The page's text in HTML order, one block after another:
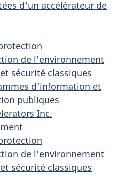
d'un accélérateur de
de l’environnement
sécurité classiques
d’information et
publiques
Inc.
de l’environnement
sécurité classiques